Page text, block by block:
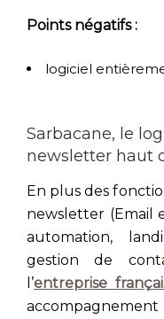
Points négatifs :
logiciel
Sarbacane, le
newsletter haut
En plus des
newsletter (Email
automation,
gestion de
l’entreprise